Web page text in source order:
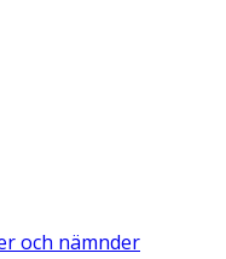
och nämnder